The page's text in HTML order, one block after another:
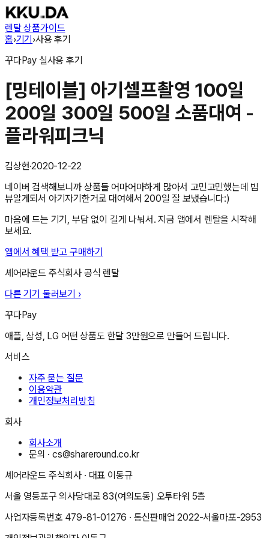
렌탈 상품가이드
홈›기기›사용 후기
꾸다Pay 실사용 후기
[밍테이블] 아기셀프촬영 100일
200일 300일 500일 소품대여 -
플라워피크닉
김상현·2020-12-22
네이버 검색해보니까 상품들 어마어마하게 많아서 고민고민했는데 빔
뷰알게되서 아기자기한거로 대여해서 200일 잘 보냈습니다:)
마음에 드는 기기, 부담 없이 길게 나눠서. 지금 앱에서 렌탈을 시작해
보세요.
앱에서 혜택 받고 구매하기
셰어라운드 주식회사 공식 렌탈
다른 기기 둘러보기 ›
꾸다Pay
애플, 삼성, LG 어떤 상품도 한달 3만원으로 만들어 드립니다.
서비스
자주 묻는 질문
이용약관
개인정보처리방침
회사
회사소개
문의 ·cs@shareround.co.kr
셰어라운드 주식회사 · 대표 이동규
서울 영등포구 의사당대로 83(여의도동) 오투타워 5층
사업자등록번호 479-81-01276 · 통신판매업2022-서울마포-2953